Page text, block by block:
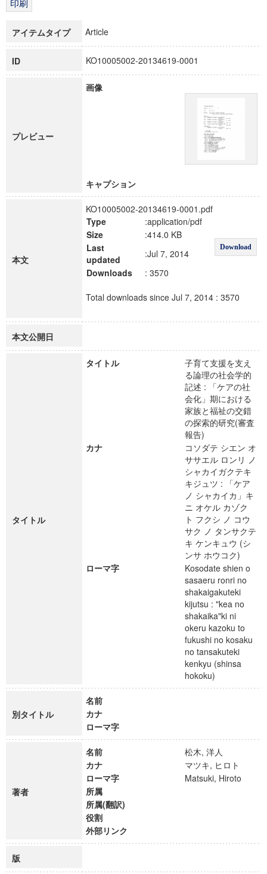
博士課程教育リーディングプログラム「超成熟社会発展のサ
アイテムタイプ Article
ID KO10005002-20134619-0001
プレビュー
画像
キャプション
本文
KO10005002-20134619-0001.pdf
Type
:application/pdf
Download
Size
:414.0 KB
Last
updated
:Jul 7, 2014
Downloads
: 3570
Total downloads since Jul 7, 2014 : 3570
本文公開日
タイトル
タイトル
子育て支援を支え
る論理の社会学的
記述 : 「ケアの社
会化」期における
家族と福祉の交錯
の探索的研究(審査
報告)
カナ
コソダテ シエン オ
ササエル ロンリ ノ
シャカイガクテキ
キジュツ : 「ケア
ノ シャカイカ」キ
ニ オケル カゾク
ト フクシ ノ コウ
サク ノ タンサクテ
キ ケンキュウ (シ
ンサ ホウコク)
ローマ字
Kosodate shien o
sasaeru ronri no
shakaigakuteki
kijutsu : "kea no
shakaika"ki ni
okeru kazoku to
fukushi no kosaku
no tansakuteki
kenkyu (shinsa
hokoku)
別タイトル
名前
カナ
ローマ字
著者
名前
松木, 洋人
カナ
マツキ, ヒロト
ローマ字
Matsuki, Hiroto
所属
所属(翻訳)
役割
外部リンク
版